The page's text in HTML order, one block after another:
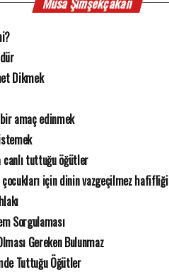
Dikmek
amaç edinmek
tuttuğu öğütler
için dinin vazgeçilmez hafifliği
Sorgulaması
Gereken Bulunmaz
Tuttuğu Öğütler